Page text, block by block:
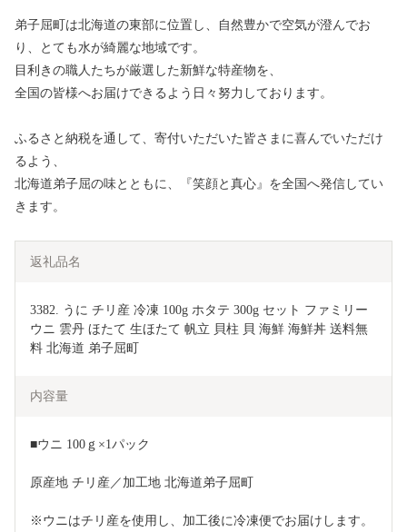
弟子屈町は北海道の東部に位置し、自然豊かで空気が澄んでお
り、とても水が綺麗な地域です。
目利きの職人たちが厳選した新鮮な特産物を、
全国の皆様へお届けできるよう日々努力しております。
ふるさと納税を通して、寄付いただいた皆さまに喜んでいただけ
るよう、
北海道弟子屈の味とともに、『笑顔と真心』を全国へ発信してい
きます。
返礼品名
3382. うに チリ産 冷凍 100g ホタテ 300g セット ファミリー
ウニ 雲丹 ほたて 生ほたて 帆立 貝柱 貝 海鮮 海鮮丼 送料無
内容量
■ウニ 100ｇ×1パック
原産地 チリ産／加工地 北海道弟子屈町
※ウニはチリ産を使用し、加工後に冷凍便でお届けします。